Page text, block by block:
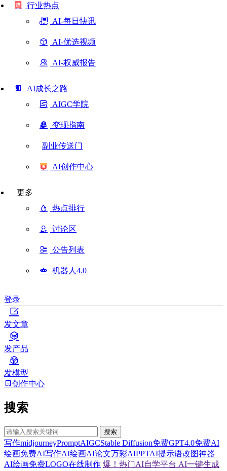
行业热点
AI-每日快讯
AI-优选视频
AI-权威报告
AI成长之路
AIGC学院
变现指南
副业传送门
AI创作中心
更多
热点排行
讨论区
公告列表
机器人4.0
登录
发文章
发产品
发模型
创作中心
搜索
搜索
写作midjourneyPromptAIGCStable Diffusion免费GPT4.0免费AI
绘画免费AI写作AI绘画AI论文万彩AIPPTAI提示语改图神器
AI绘画免费LOGO在线制作 爆！热门AI自学平台 AI一键生成